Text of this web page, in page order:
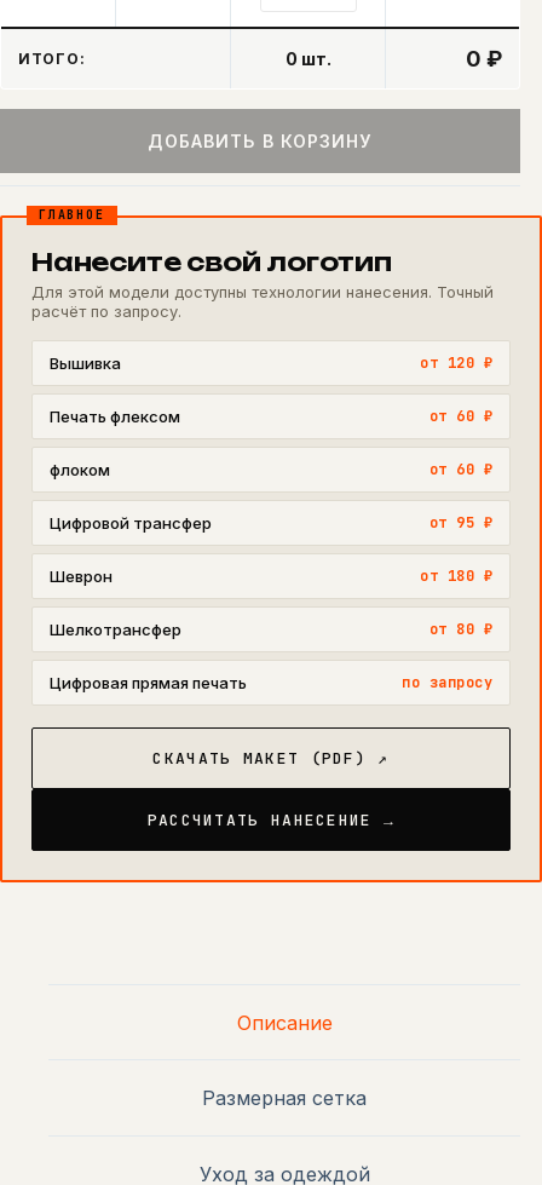
ИТОГО: 0 шт. 0 ₽
ДОБАВИТЬ В КОРЗИНУ
ГЛАВНОЕ
Нанесите свой логотип
Для этой модели доступны технологии нанесения. Точный
расчёт по запросу.
Вышивка от 120 ₽
Печать флексом от 60 ₽
флоком от 60 ₽
Цифровой трансфер от 95 ₽
Шеврон от 180 ₽
Шелкотрансфер от 80 ₽
Цифровая прямая печать по запросу
СКАЧАТЬ МАКЕТ (PDF) ↗
РАССЧИТАТЬ НАНЕСЕНИЕ →
Описание
Размерная сетка
Уход за одеждой